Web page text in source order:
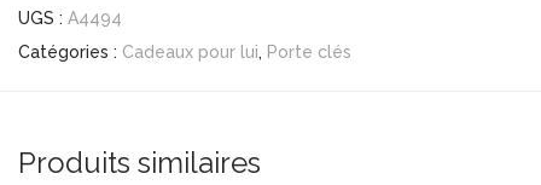
UGS : A4494
Catégories : Cadeaux pour lui, Porte clés
Produits similaires